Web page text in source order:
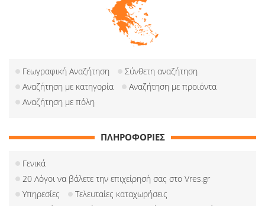
Γεωγραφική Αναζήτηση
Σύνθετη αναζήτηση
Αναζήτηση με κατηγορία
Αναζήτηση με προιόντα
Αναζήτηση με πόλη
ΠΛΗΡΟΦΟΡΙΕΣ
Γενικά
20 Λόγοι να βάλετε την επιχείρησή σας στο Vres.gr
Υπηρεσίες
Τελευταίες καταχωρήσεις